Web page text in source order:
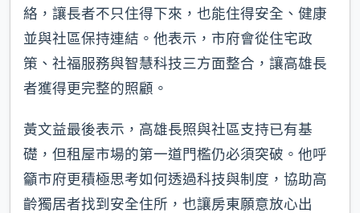
絡，讓長者不只住得下來，也能住得安全、健康
並與社區保持連結。他表示，市府會從住宅政
策、社福服務與智慧科技三方面整合，讓高雄長
者獲得更完整的照顧。
黃文益最後表示，高雄長照與社區支持已有基
礎，但租屋市場的第一道門檻仍必須突破。他呼
籲市府更積極思考如何透過科技與制度，協助高
齡獨居者找到安全住所，也讓房東願意放心出